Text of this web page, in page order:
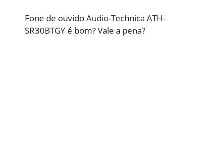
Fone de ouvido Audio-Technica ATH-
SR30BTGY é bom? Vale a pena?